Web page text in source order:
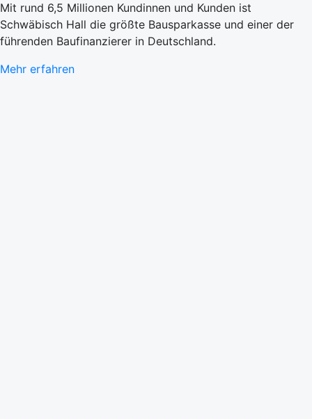
Mit rund 6,5 Millionen Kundinnen und Kunden ist
Schwäbisch Hall die größte Bausparkasse und einer der
führenden Baufinanzierer in Deutschland.
Mehr erfahren